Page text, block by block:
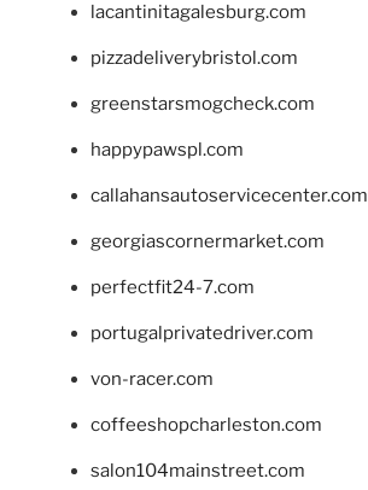
lacantinitagalesburg.com
pizzadeliverybristol.com
greenstarsmogcheck.com
happypawspl.com
callahansautoservicecenter.com
georgiascornermarket.com
perfectfit24-7.com
portugalprivatedriver.com
von-racer.com
coffeeshopcharleston.com
salon104mainstreet.com